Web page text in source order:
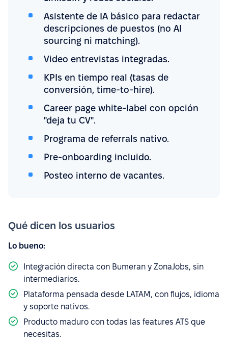
Asistente de IA básico para redactar
descripciones de puestos (no AI
sourcing ni matching).
Video entrevistas integradas.
KPIs en tiempo real (tasas de
conversión, time-to-hire).
Career page white-label con opción
"deja tu CV".
Programa de referrals nativo.
Pre-onboarding incluido.
Posteo interno de vacantes.
Qué dicen los usuarios
Lo bueno:
Integración directa con Bumeran y ZonaJobs, sin
intermediarios.
Plataforma pensada desde LATAM, con flujos, idioma
y soporte nativos.
Producto maduro con todas las features ATS que
necesitas.